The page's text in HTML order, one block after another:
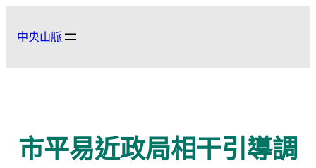
中央山脈
市平易近政局相干引導調